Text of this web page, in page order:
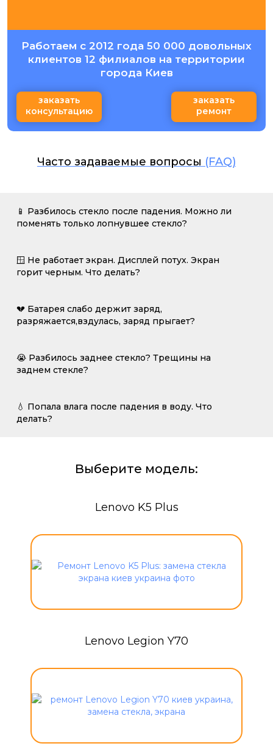
Работаем с 2012 года 50 000 довольных
клиентов 12 филиалов на территории
города Киев
заказать
консультацию
заказать
ремонт
Часто задаваемые вопросы (FAQ)
📱 Разбилось стекло после падения. Можно ли
поменять только лопнувшее стекло?
🪟 Не работает экран. Дисплей потух. Экран
горит черным. Что делать?
💔 Батарея слабо держит заряд,
разряжается,вздулась, заряд прыгает?
😭 Разбилось заднее стекло? Трещины на
заднем стекле?
💧 Попала влага после падения в воду. Что
делать?
Выберите модель:
Lenovo K5 Plus
Lenovo Legion Y70